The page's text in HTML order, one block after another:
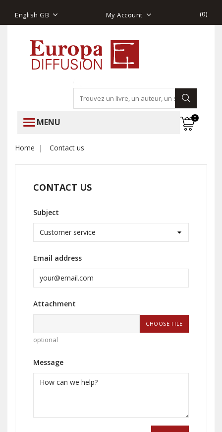
English GB My Account (0)
MENU 0
Home Contact us
CONTACT US
Subject
Email address
Attachment
CHOOSE FILE
optional
Message